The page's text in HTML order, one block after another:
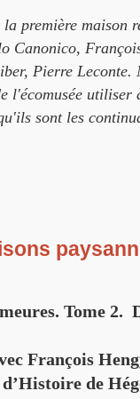
première maison
Canonico,
Pierre Leconte.
l'écomusée
sont les
Tome 2.
François
de